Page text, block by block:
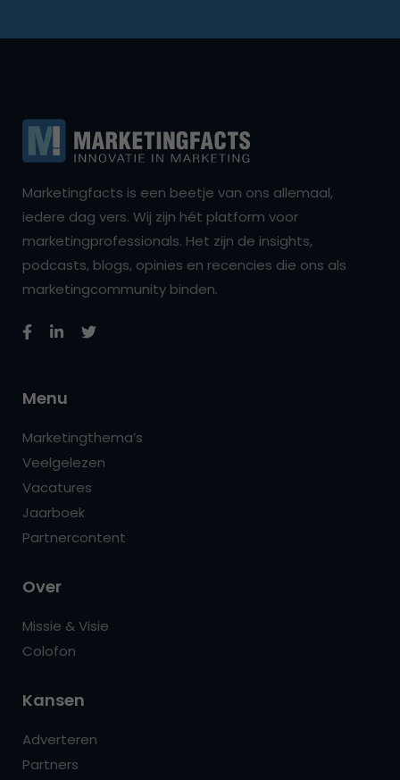
Marketingfacts is een beetje van ons allemaal,
iedere dag vers. Wij zijn hét platform voor
marketingprofessionals. Het zijn de insights,
podcasts, blogs, opinies en recencies die ons als
marketingcommunity binden.
Menu
Marketingthema’s
Veelgelezen
Vacatures
Jaarboek
Partnercontent
Over
Missie & Visie
Colofon
Kansen
Adverteren
Partners